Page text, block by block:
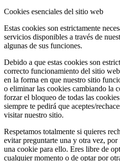
Cookies esenciales del sitio web
Estas cookies son estrictamente
servicios disponibles a través de
algunas de sus funciones.
Debido a que estas cookies son
correcto funcionamiento del sitio
en la forma en que nuestro sitio
o eliminar las cookies cambiando la
forzar el bloqueo de todas las
siempre te pedirá que aceptes/
visitar nuestro sitio.
Respetamos totalmente si quieres
evitar preguntarte una y otra vez,
una cookie para ello. Eres libre de
cualquier momento o de optar por